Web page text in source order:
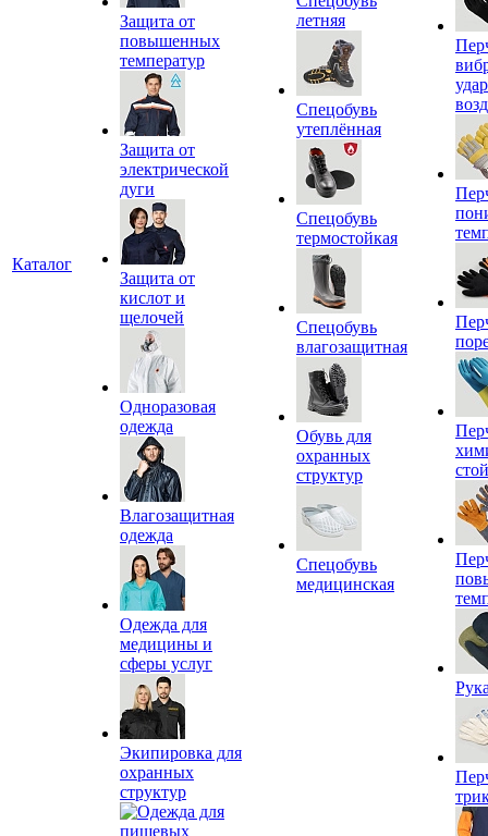
Каталог
Защита от
повышенных
температур
Защита от
электрической
дуги
Защита от
кислот и
щелочей
Одноразовая
одежда
Влагозащитная
одежда
Одежда для
медицины и
сферы услуг
Экипировка для
охранных
структур
летняя
Спецобувь
утеплённая
Спецобувь
термостойкая
Спецобувь
влагозащитная
Обувь для
охранных
структур
Спецобувь
медицинская